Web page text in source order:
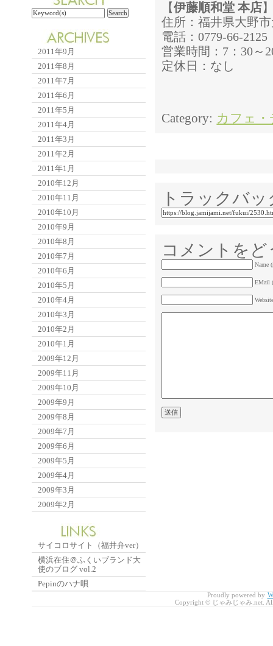
【伊藤順和堂 本店
住所：福井県大野
電話：0779-66-2125
営業時間：7：30～
定休日：なし
Category: カフェ
トラックバッ
コメントをど
Name
EMail
2011年9月
2011年8月
2011年7月
2011年6月
2011年5月
2011年4月
2011年3月
2011年2月
2011年1月
2010年12月
2010年11月
2010年10月
2010年9月
2010年8月
2010年7月
2010年6月
2010年5月
2010年4月
2010年3月
2010年2月
2010年1月
2009年12月
2009年11月
2009年10月
2009年9月
2009年8月
2009年7月
2009年6月
2009年5月
2009年4月
2009年3月
2009年2月
サイコロサイト（福井弁ver）
横浜在住＠ふくいブランド大
使のブログ vol.2
Pepinのハナ唄
Proudly powered by
Copyright © じゃみじゃみ.net.